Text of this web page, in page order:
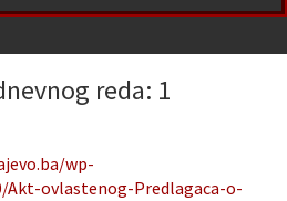
reda: 1
wp-
ovlastenog-Predlagaca-o-